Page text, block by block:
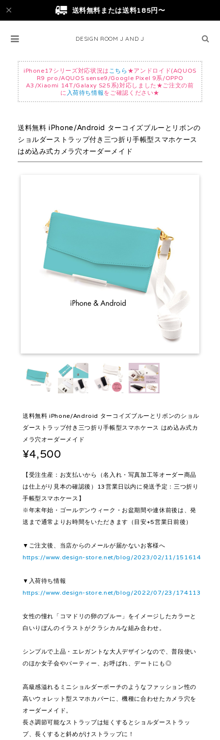
送料無料または送料185円〜
DESIGN ROOM J AND J
iPhone17シリーズ対応状況は こちら ★アンドロイド(AQUOS
R9 pro/AQUOS sense9/Google Pixel 9系/OPPO
A3/Xiaomi 14T/Galaxy S25系)対応しました★ご注文の前
に 入荷待ち情報をご確認ください★
送料無料 iPhone/Android ターコイズブルーとリボンの
ショルダーストラップ付き三つ折り手帳型スマホケース
はめ込み式カメラ穴オーダーメイド
送料無料 iPhone/Android ターコイズブルーとリボンのショル
ダーストラップ付き三つ折り手帳型スマホケース はめ込み式カ
メラ穴オーダーメイド
¥4,500
【受注生産：お支払いから（名入れ・写真加工等オーダー商品
は仕上がり見本の確認後）13営業日以内に発送予定：三つ折り
手帳型スマホケース】
※年末年始・ゴールデンウィーク・お盆期間や連休前後は、発
送まで通常よりお時間をいただきます（目安+5営業日前後）
▼ご注文後、当店からのメールが届かないお客様へ
https://www.design-store.net/blog/2023/02/11/151614
▼入荷待ち情報
https://www.design-store.net/blog/2022/07/23/174113
女性の憧れ「コマドリの卵のブルー」をイメージしたカラーと
白いりぼんのイラストがクラシカルな組み合わせ。
シンプルで上品・エレガントな大人デザインなので、普段使い
のほか女子会やパーティー、お呼ばれ、デートにも◎
高級感溢れるミニショルダーポーチのようなファッション性の
高いウォレット型スマホカバーに、機種に合わせたカメラ穴を
オーダーメイド。
長さ調節可能なストラップは短くするとショルダーストラッ
プ、長くすると斜めがけストラップに！